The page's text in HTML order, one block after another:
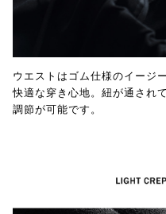
ウエストはゴム仕様のイージ
快適な穿き心地。紐が通され
調節が可能です。